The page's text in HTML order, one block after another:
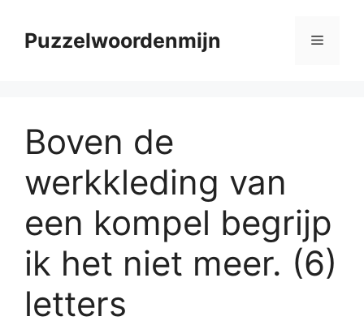
contentPuzzelwoordenmijn Menu
Boven de
werkkleding van
een kompel begrijp
ik het niet meer. (6)
letters